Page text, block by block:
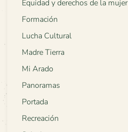
Equidad y derechos de la mujer
Formación
Lucha Cultural
Madre Tierra
Mi Arado
Panoramas
Portada
Recreación